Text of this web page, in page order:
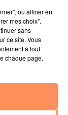
du vin"
ou affiner en
mes choix".
sans
ce site. Vous
à tout
chaque page.